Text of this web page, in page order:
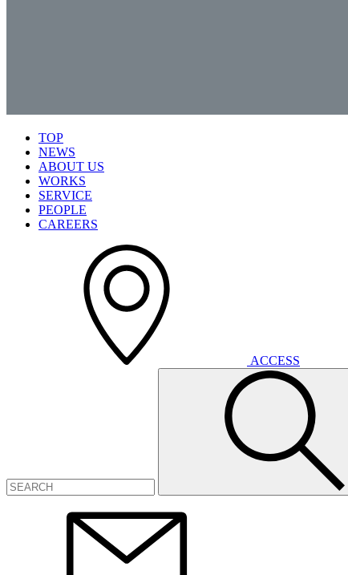
TOP
NEWS
ABOUT US
WORKS
SERVICE
PEOPLE
CAREERS
ACCESS